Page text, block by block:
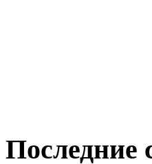
Последние